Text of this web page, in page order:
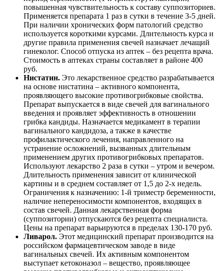
повышенная чувствительность к составу суппозиториев.
Применяется препарата 1 раз в сутки в течение 3-5 дней.
При наличии хронических форм патологий средство
используется короткими курсами. Длительность курса и
другие правила применения свечей назначает лечащий
гинеколог. Способ отпуска из аптек – без рецепта врача.
Стоимость в аптеках страны составляет в районе 400
руб.
Нистатин. Это лекарственное средство разрабатывается
на основе нистатина – активного компонента,
проявляющего высокие противогрибковые свойства.
Препарат выпускается в виде свечей для вагинального
введения и проявляет эффективность в отношении
грибка кандиды. Назначается медикамент в терапии
вагинального кандидоза, а также в качестве
профилактического лечения, направленного на
устранение осложнений, вызванных длительным
применением других противогрибковых препаратов.
Используют лекарство 2 раза в сутки – утром и вечером.
Длительность применения зависит от клинической
картины и в среднем составляет от 1,5 до 2-х недель.
Ограничения к назначению: 1-й триместр беременности,
наличие непереносимости компонентов, входящих в
состав свечей. Данная лекарственная форма
(суппозитории) отпускаются без рецепта специалиста.
Цены на препарат варьируются в пределах 130-170 руб.
Ливарол. Этот медицинский препарат производится на
российском фармацевтическом заводе в виде
вагинальных свечей. Их активным компонентом
выступает кетоконазол – вещество, проявляющее